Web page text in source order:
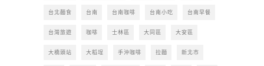
台北麵食 台南 台南咖啡 台南小吃 台南早餐
台灣旅遊 咖啡 士林區 大同區 大安區
大橋頭站 大稻埕 手沖咖啡 拉麵 新北市